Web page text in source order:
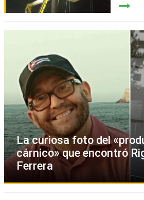
La curiosa foto del
cárnico» que encontró
Ferrera